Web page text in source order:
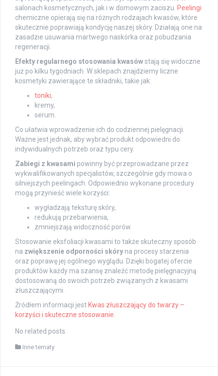
salonach kosmetycznych, jak i w domowym zaciszu. Peelingi
chemiczne opierają się na różnych rodzajach kwasów, które
skutecznie poprawiają kondycję naszej skóry. Działają one na
zasadzie usuwania martwego naskórka oraz pobudzania
regeneracji.
Efekty regularnego stosowania kwasówstają się widoczne
już po kilku tygodniach. W sklepach znajdziemy liczne
kosmetyki zawierające te składniki, takie jak:
toniki,
kremy,
serum.
Co ułatwia wprowadzenie ich do codziennej pielęgnacji.
Ważne jest jednak, aby wybrać produkt odpowiedni do
indywidualnych potrzeb oraz typu cery.
Zabiegi z kwasami powinny być przeprowadzane przez
wykwalifikowanych specjalistów, szczególnie gdy mowa o
silniejszych peelingach. Odpowiednio wykonane procedury
mogą przynieść wiele korzyści:
wygładzają teksturę skóry,
redukują przebarwienia,
zmniejszają widoczność porów.
Stosowanie eksfoliacji kwasami to także skuteczny sposób
na zwiększenie odporności skóry na procesy starzenia
oraz poprawę jej ogólnego wyglądu. Dzięki bogatej ofercie
produktów każdy ma szansę znaleźć metodę pielęgnacyjną
dostosowaną do swoich potrzeb związanych z kwasami
złuszczającymi.
Źródłem informacji jest Kwas złuszczający do twarzy –
korzyści i skuteczne stosowanie.
No related posts.
Inne tematy